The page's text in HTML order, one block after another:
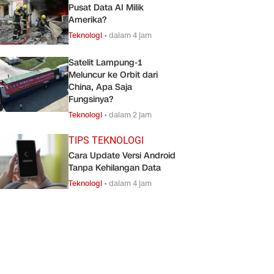
Pusat Data AI Milik
Amerika?
Teknologi •dalam 4 jam
Satelit Lampung-1
Meluncur ke Orbit dari
China, Apa Saja
Fungsinya?
Teknologi •dalam 2 jam
TIPS TEKNOLOGI
Cara Update Versi Android
Tanpa Kehilangan Data
Teknologi •dalam 4 jam